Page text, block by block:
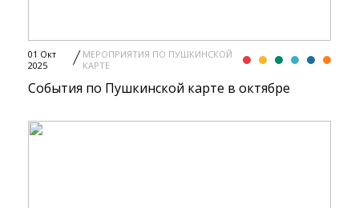
01 Окт
2025
МЕРОПРИЯТИЯ ПО ПУШКИНСКОЙ
КАРТЕ
События по Пушкинской карте в октябре